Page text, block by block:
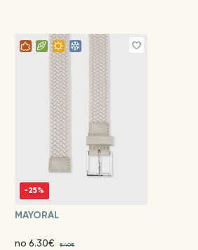
-25%
MAYORAL
no 6.30€ 8.40€